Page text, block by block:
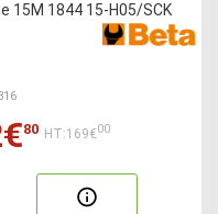
15M 1844 15-H05/SCK
80 HT:169€00